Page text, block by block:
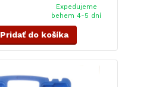
Expedujeme
behem 4-5 dní
Pridať do košíka